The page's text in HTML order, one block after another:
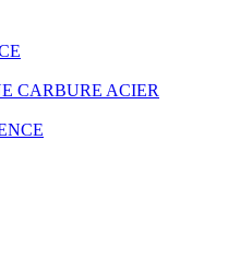
CARBURE ACIER